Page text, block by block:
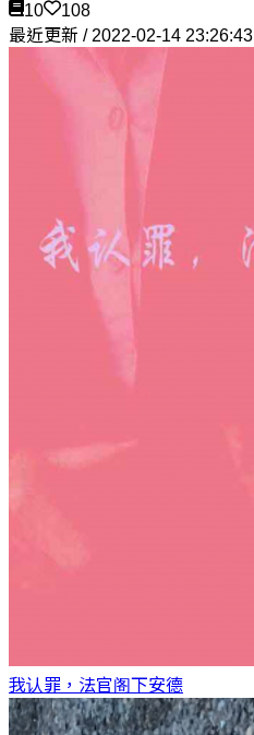
10
108
最近更新 / 2022-02-14 23:26:43
我认罪，法官阁下安德